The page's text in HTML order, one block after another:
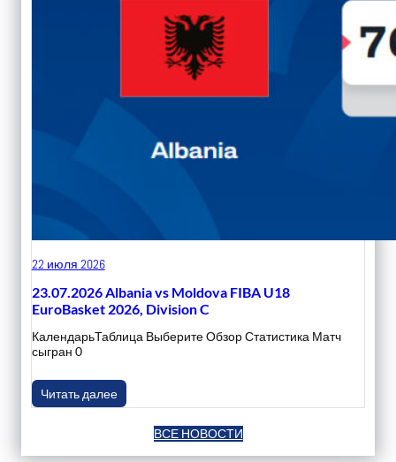
22 июля 2026
23.07.2026 Albania vs Moldova FIBA U18
EuroBasket 2026, Division C
КалендарьТаблица Выберите Обзор Статистика Матч
сыгран 0
Читать далее
ВСЕ НОВОСТИ